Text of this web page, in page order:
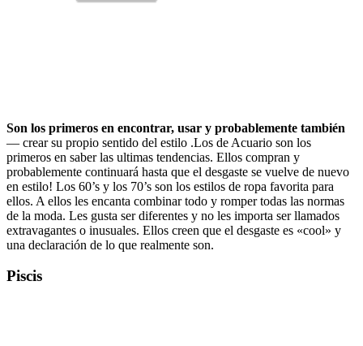
Son los primeros en encontrar, usar y probablemente también
— crear su propio sentido del estilo .Los de Acuario son los
primeros en saber las ultimas tendencias. Ellos compran y
probablemente continuará hasta que el desgaste se vuelve de nuevo
en estilo! Los 60’s y los 70’s son los estilos de ropa favorita para
ellos. A ellos les encanta combinar todo y romper todas las normas
de la moda. Les gusta ser diferentes y no les importa ser llamados
extravagantes o inusuales. Ellos creen que el desgaste es «cool» y
una declaración de lo que realmente son.
Piscis